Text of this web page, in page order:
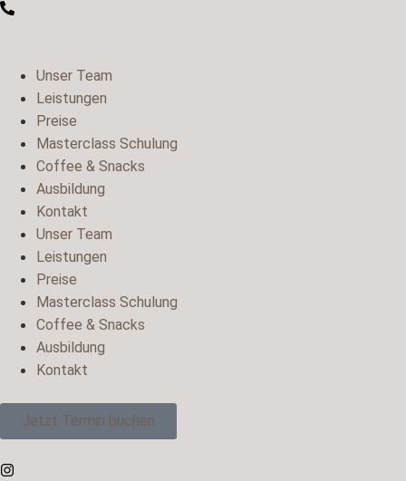
Unser Team
Leistungen
Preise
Masterclass Schulung
Coffee & Snacks
Ausbildung
Kontakt
Unser Team
Leistungen
Preise
Masterclass Schulung
Coffee & Snacks
Ausbildung
Kontakt
Jetzt Termin buchen